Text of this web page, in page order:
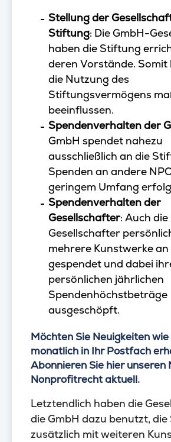
Stellung der
Stiftung: Die GmbH-
haben die Stiftung
deren Vorstände. Somit
die Nutzung des
Stiftungsvermögens
beeinflussen.
Spendenverhalten der
GmbH spendet nahezu
ausschließlich an die
Spenden an andere
geringem Umfang
Spendenverhalten der
Gesellschafter: Auch
Gesellschafter
mehrere Kunstwerke
gespendet und dabei
persönlichen jährlichen
Spendenhöchstbeträge
ausgeschöpft.
Möchten Sie Neuigkeiten
monatlich in Ihr Postfach
Abonnieren Sie hier
Nonprofitrecht aktuell.
Letztendlich haben die
die GmbH dazu benutzt,
zusätzlich mit weiteren